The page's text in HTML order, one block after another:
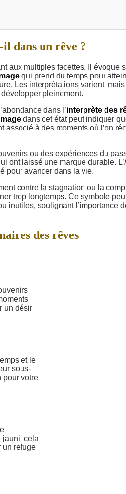
dans un rêve ?
aux multiples facettes. Il évoque
qui prend du temps pour
Les interprétations varient,
pleinement.
dans l’interprète des
dans cet état peut indiquer
à des moments où l’on
ou des expériences du
ont laissé une marque durable. L’
pour avancer dans la vie.
contre la stagnation ou la
trop longtemps. Ce symbole
inutiles, soulignant l’importance
des rêves
un désir
et le
sous-
pour votre
jauni, cela
un refuge